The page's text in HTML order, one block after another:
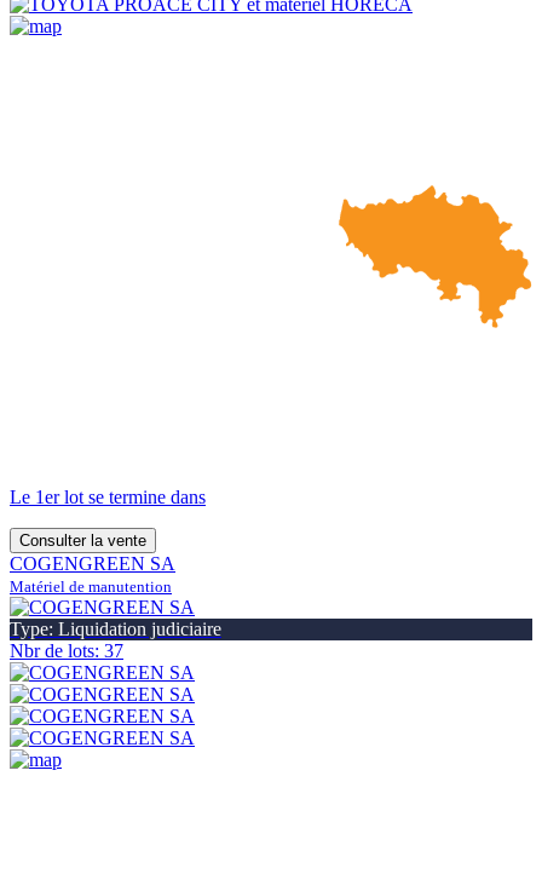
Le 1er lot se termine dans
Consulter la vente
COGENGREEN SA
Matériel de manutention
Type: Liquidation judiciaire
Nbr de lots: 37